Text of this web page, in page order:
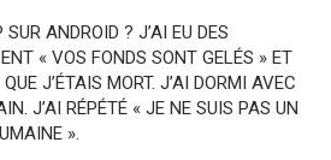
ANDROID ? J’AI EU DES
« VOS FONDS SONT GELÉS » ET
J’ÉTAIS MORT. J’AI DORMI AVEC
J’AI RÉPÉTÉ « JE NE SUIS PAS UN
».